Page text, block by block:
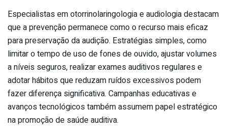
Especialistas em otorrinolaringologia e audiologia destacam
que a prevenção permanece como o recurso mais eficaz
para preservação da audição. Estratégias simples, como
limitar o tempo de uso de fones de ouvido, ajustar volumes
a níveis seguros, realizar exames auditivos regulares e
adotar hábitos que reduzam ruídos excessivos podem
fazer diferença significativa. Campanhas educativas e
avanços tecnológicos também assumem papel estratégico
na promoção de saúde auditiva.